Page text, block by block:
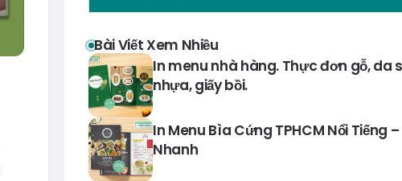
Bài Viết Xem Nhiều
In menu nhà hàng. Thực đơn gỗ, da
nhựa, giấy bồi.
In Menu Bìa Cứng TPHCM Nổi Tiếng
Nhanh